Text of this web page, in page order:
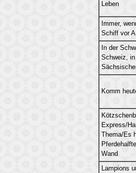
Leben
Immer,
Schiff vor
In der
Schweiz, in
Komm
Express/
Thema/Es
Wand
Lampions